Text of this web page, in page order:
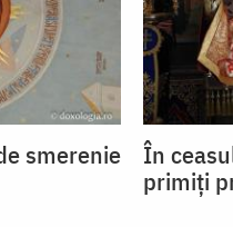
smerenie
În
primiți